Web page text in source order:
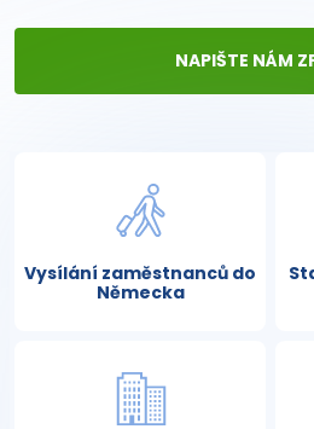
NAPIŠTE NÁM
Vysílání zaměstnanců do
Německa